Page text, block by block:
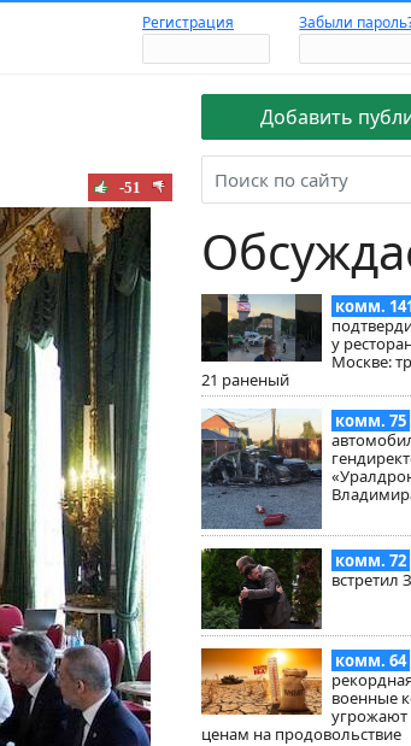
Регистрация Забыли
Добавить
комм.
у
Москве:
21 раненый
комм. 75
комм. 72
встретил
комм. 64
военные
ценам на продовольствие
-51